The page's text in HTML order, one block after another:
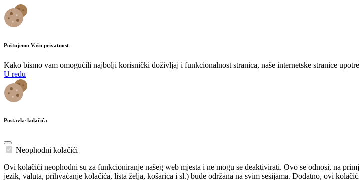
Poštujemo Vašu privatnost
Kako bismo vam omogućili najbolji korisnički doživljaj i funkcionalnost stranica, naše internetske stranice
U redu
Postavke kolačića
Neophodni kolačići
Ovi kolačići neophodni su za funkcioniranje našeg web mjesta i ne mogu se deaktivirati. Ovo se odnosi, na
jezik, valuta, prihvaćanje kolačića, lista želja, košarica i sl.) bude održana na svim sesijama. Dodatno, ovi